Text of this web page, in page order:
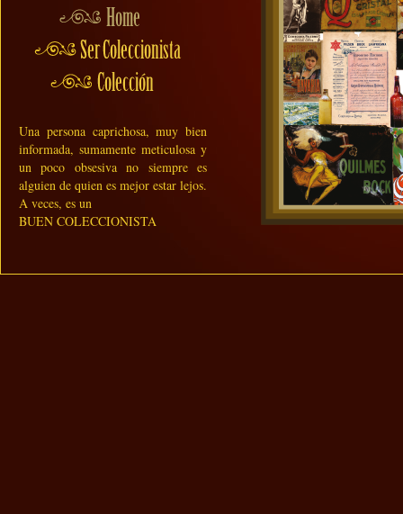
Una persona caprichosa, muy bien
informada, sumamente meticulosa y
un poco obsesiva no siempre es
alguien de quien es mejor estar lejos.
A veces, es un
BUEN COLECCIONISTA